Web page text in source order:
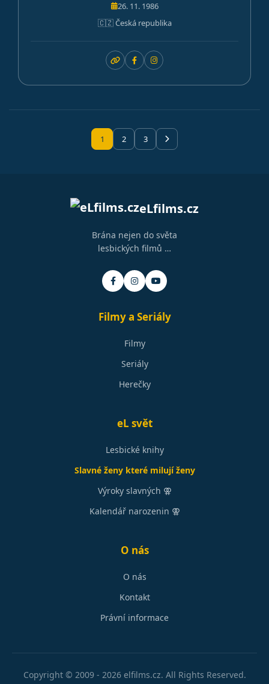
26. 11. 1986
🇨🇿 Česká republika
1 2 3
eLfilms.cz
Brána nejen do světa
lesbických filmů …
Filmy a Seriály
Filmy
Seriály
Herečky
eL svět
Lesbické knihy
Slavné ženy které milují ženy
Výroky slavných ⚢
Kalendář narozenin ⚢
O nás
O nás
Kontakt
Právní informace
Copyright © 2009 - 2026 elfilms.cz. All Rights Reserved.